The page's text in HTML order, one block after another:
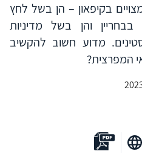
בקיפאון – הן בשל לחץ
בבחריין והן בשל מדיניות
מדוע חשוב להקשיב
המפרצית?